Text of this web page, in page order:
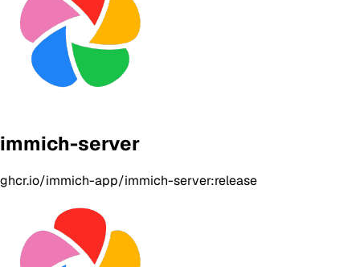
immich-server
ghcr.io/immich-app/immich-server:release